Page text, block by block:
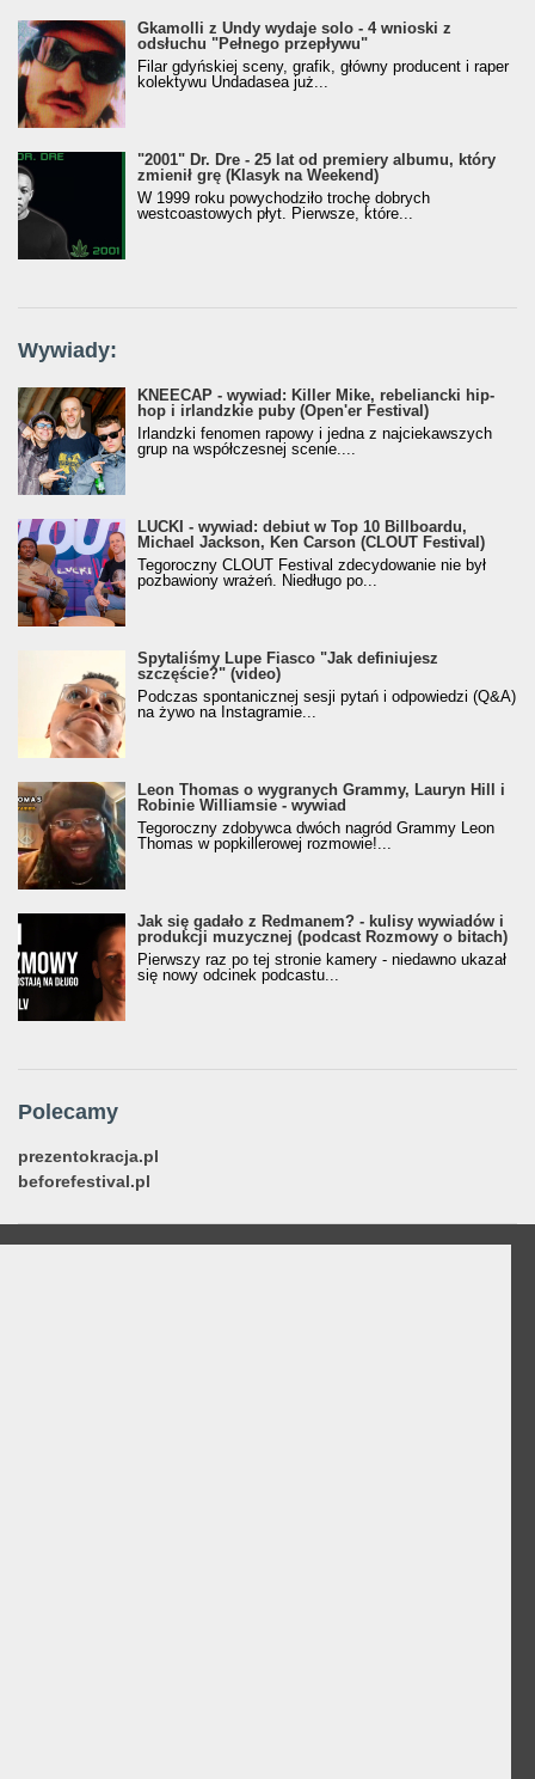
Gkamolli z Undy wydaje solo - 4 wnioski z
odsłuchu "Pełnego przepływu"
Filar gdyńskiej sceny, grafik, główny producent i raper
kolektywu Undadasea już...
"2001" Dr. Dre - 25 lat od premiery albumu, który
zmienił grę (Klasyk na Weekend)
W 1999 roku powychodziło trochę dobrych
westcoastowych płyt. Pierwsze, które...
Wywiady:
KNEECAP - wywiad: Killer Mike, rebeliancki hip-
hop i irlandzkie puby (Open'er Festival)
Irlandzki fenomen rapowy i jedna z najciekawszych
grup na współczesnej scenie....
LUCKI - wywiad: debiut w Top 10 Billboardu,
Michael Jackson, Ken Carson (CLOUT Festival)
Tegoroczny CLOUT Festival zdecydowanie nie był
pozbawiony wrażeń. Niedługo po...
Spytaliśmy Lupe Fiasco "Jak definiujesz
szczęście?" (video)
Podczas spontanicznej sesji pytań i odpowiedzi (Q&A)
na żywo na Instagramie...
Leon Thomas o wygranych Grammy, Lauryn Hill i
Robinie Williamsie - wywiad
Tegoroczny zdobywca dwóch nagród Grammy Leon
Thomas w popkillerowej rozmowie!...
Jak się gadało z Redmanem? - kulisy wywiadów i
produkcji muzycznej (podcast Rozmowy o bitach)
Pierwszy raz po tej stronie kamery - niedawno ukazał
się nowy odcinek podcastu...
Polecamy
prezentokracja.pl
beforefestival.pl